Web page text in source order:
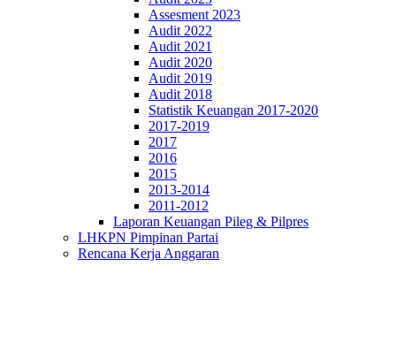
Assesment 2023
Audit 2022
Audit 2021
Audit 2020
Audit 2019
Audit 2018
Statistik Keuangan 2017-2020
2017-2019
2017
2016
2015
2013-2014
2011-2012
Laporan Keuangan Pileg & Pilpres
LHKPN Pimpinan Partai
Rencana Kerja Anggaran